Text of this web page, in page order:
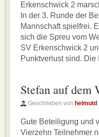
Erkenschwick 2
In der 3. Runde der
Mannschaft spielfrei.
sich die Spreu vom
SV Erkenschwick 2
Punktverlust sind.
Stefan auf dem
Geschrieben von helmutd
Gute Beteiligung und
Vierzehn Teilnehmer